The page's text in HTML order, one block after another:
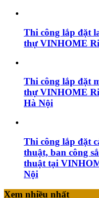
Thi công lắp đặt
thự VINHOME
Thi công lắp đặt
thự VINHOME
Hà Nội
Thi công lắp đặt
thuật, ban công
thuật tại
Nội
Xem nhiều nhất